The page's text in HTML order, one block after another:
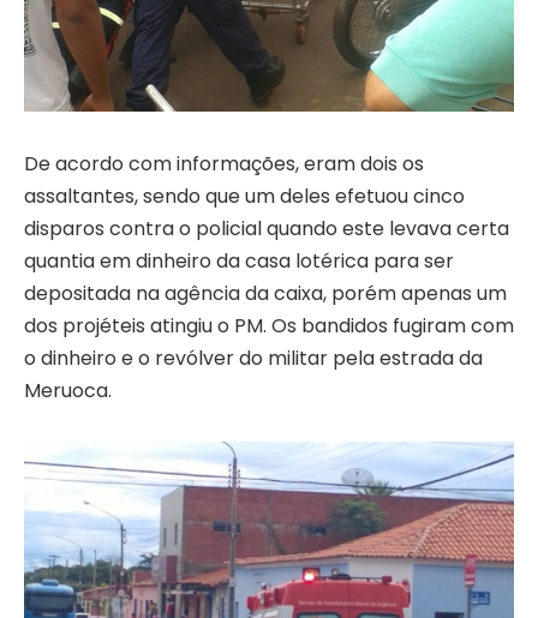
De acordo com informações, eram dois os
assaltantes, sendo que um deles efetuou cinco
disparos contra o policial quando este levava certa
quantia em dinheiro da casa lotérica para ser
depositada na agência da caixa, porém apenas um
dos projéteis atingiu o PM. Os bandidos fugiram com
o dinheiro e o revólver do militar pela estrada da
Meruoca.